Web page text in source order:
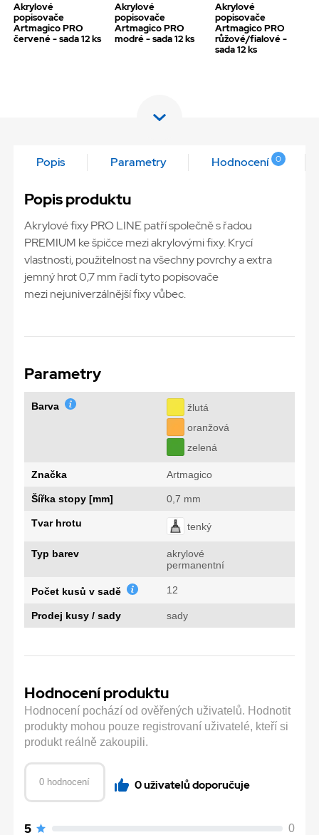
Akrylové
popisovače
Artmagico PRO
červené - sada 12 ks
Akrylové
popisovače
Artmagico PRO
modré - sada 12 ks
Akrylové
popisovače
Artmagico PRO
růžové/fialové -
sada 12 ks
Popis Parametry Hodnocení 0
Popis produktu
Akrylové fixy PRO LINE patří společně s řadou
PREMIUM ke špičce mezi akrylovými fixy. Krycí
vlastnosti, použitelnost na všechny povrchy a extra
jemný hrot 0,7 mm řadí tyto popisovače
mezi nejuniverzálnější fixy vůbec.
Parametry
Barva
žlutá
oranžová
zelená
Značka Artmagico
Šířka stopy [mm] 0,7 mm
Tvar hrotu tenký
Typ barev
akrylové
permanentní
Počet kusů v sadě 12
Prodej kusy / sady sady
Hodnocení produktu
Hodnocení pochází od ověřených uživatelů. Hodnotit
produkty mohou pouze registrovaní uživatelé, kteří si
produkt reálně zakoupili.
0 hodnocení 0 uživatelů doporučuje
5 0